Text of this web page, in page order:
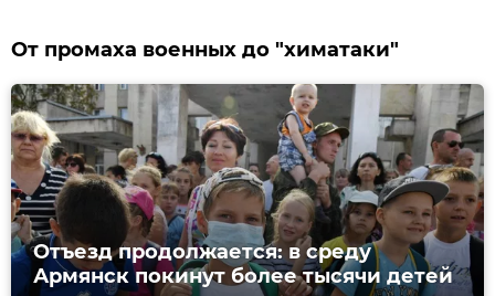
От промаха военных до "химатаки"
Отъезд продолжается: в среду
Армянск покинут более тысячи детей